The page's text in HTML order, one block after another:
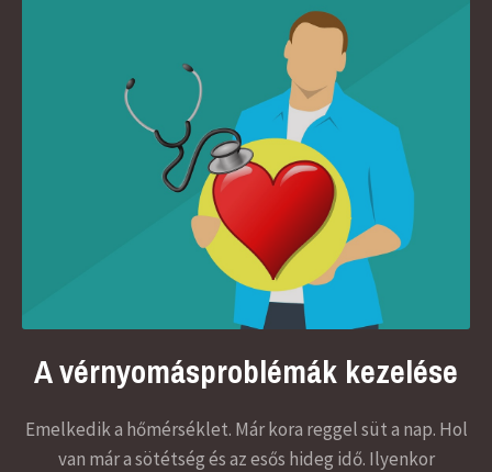
A vérnyomásproblémák kezelése
Emelkedik a hőmérséklet. Már kora reggel süt a nap. Hol
van már a sötétség és az esős hideg idő. Ilyenkor